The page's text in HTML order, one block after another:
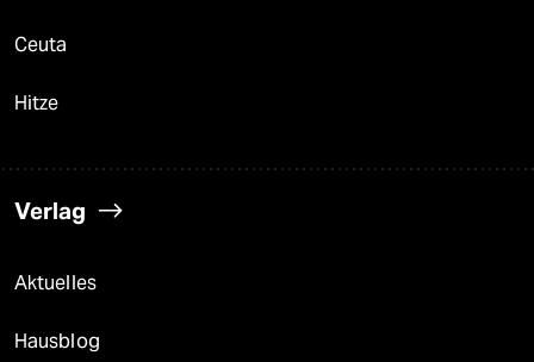
Ceuta
Hitze
Verlag
Aktuelles
Hausblog